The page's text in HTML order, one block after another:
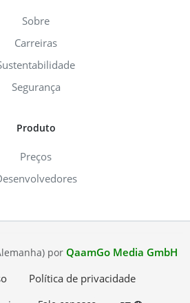
Sobre
Carreiras
Segurança
Produto
Preços
por QaamGo Media GmbH
Política de privacidade